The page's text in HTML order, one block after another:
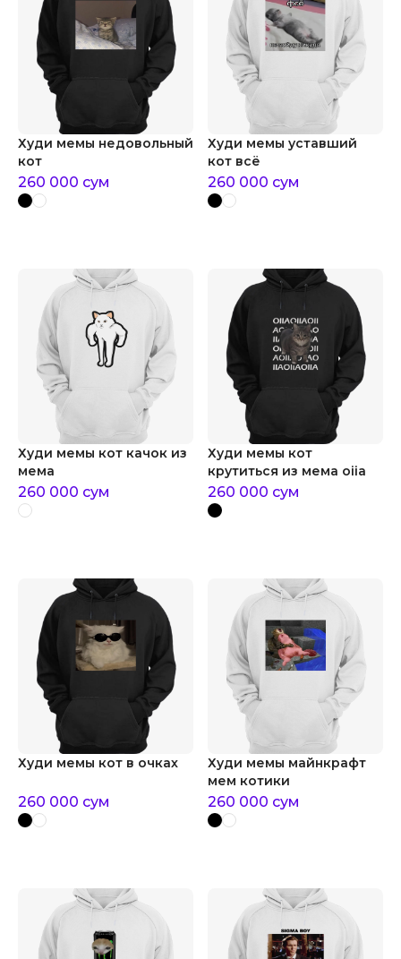
Худи мемы недовольный
кот
260 000 сум
Худи мемы уставший
кот всё
260 000 сум
Худи мемы кот качок из
мема
260 000 сум
Худи мемы кот
крутиться из мема oiia
260 000 сум
Худи мемы кот в очках
260 000 сум
Худи мемы майнкрафт
мем котики
260 000 сум